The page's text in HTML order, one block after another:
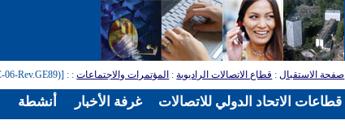
صفحة الاستقبال: قطاع الاتصالات الراديوية: المؤتمرات والاجتماعات:
: [Regional Radiocommunication Conference for the Revision of the GE89 Agreement (RRC-06-Rev.GE89)]
أنشطة غرفة الأخبار قطاعات الاتحاد الدولي للاتصالات